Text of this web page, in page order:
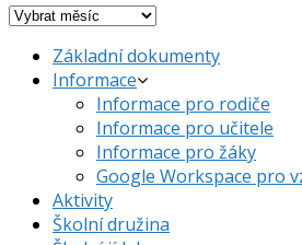
Archiv
Základní dokumenty
Informace
Informace pro rodiče
Informace pro učitele
Informace pro žáky
Google Workspace pro
Aktivity
Školní družina